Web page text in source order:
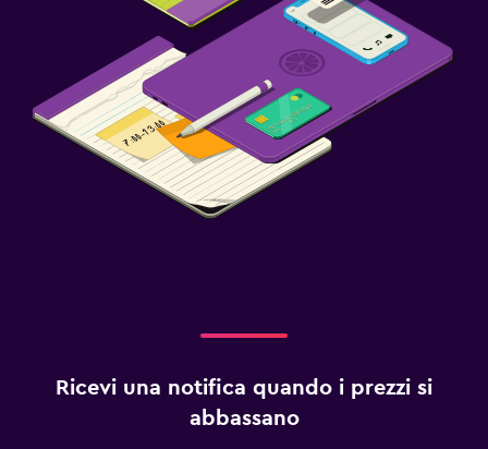
Ricevi una notifica quando i prezzi si
abbassano